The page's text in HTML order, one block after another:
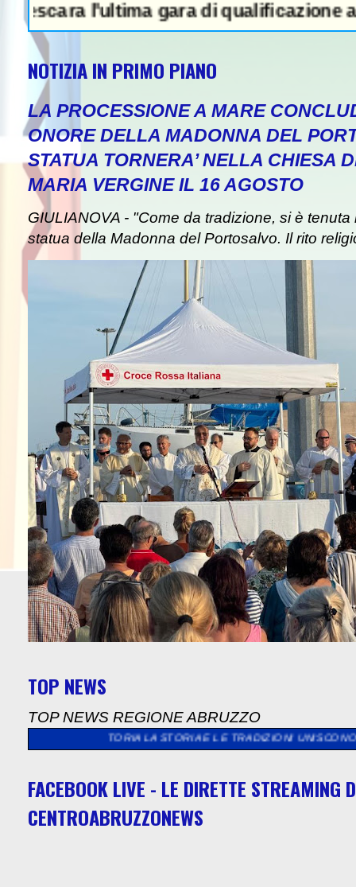
l'ultima gara di qualificazione a Euro
NOTIZIA IN PRIMO PIANO
LA PROCESSIONE A MARE
ONORE DELLA MADONNA DEL
STATUA TORNERA’ NELLA CHIESA
MARIA VERGINE IL 16 AGOSTO
GIULIANOVA - "Come da tradizione, si è
statua della Madonna del Portosalvo. Il rito
TOP NEWS
TOP NEWS REGIONE ABRUZZO
STORIA LA STORIA E LE TRADIZIONI UNISCONO L’EUROPA >>
FACEBOOK LIVE - LE DIRETTE STREAMING
CENTROABRUZZONEWS